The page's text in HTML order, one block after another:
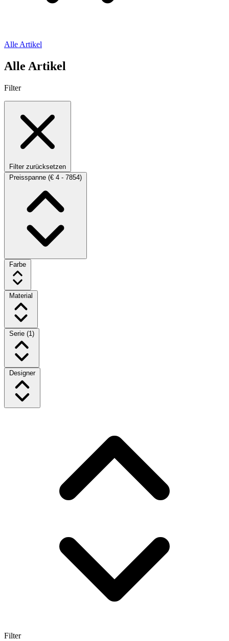
Alle Artikel
Alle Artikel
Filter
Filter zurücksetzen
Preisspanne (€ 4 - 7854)
Farbe
Material
Serie (1)
Designer
Filter